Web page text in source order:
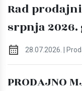
Rad
srpnja
28.07.2026. |
PRODAJNO